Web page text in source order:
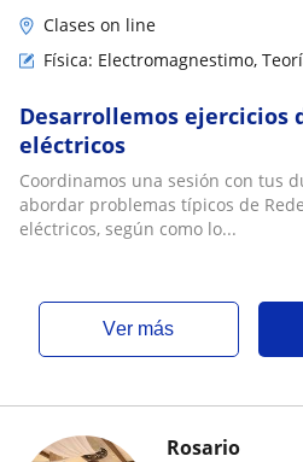
Clases on line
Física: Electromagnestimo,
Desarrollemos ejercicios
eléctricos
Coordinamos una sesión con tus
abordar problemas típicos de
eléctricos, según como lo...
ver más
Rosario